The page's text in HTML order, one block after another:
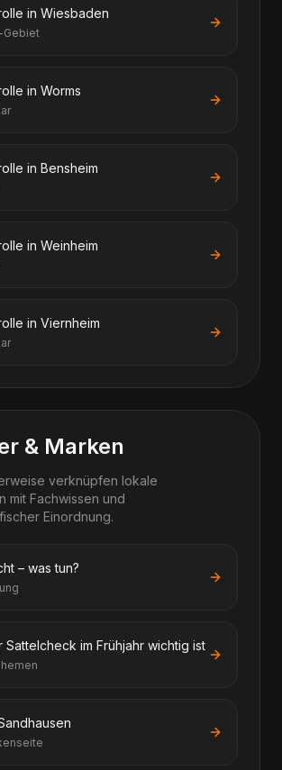
in Wiesbaden
Gebiet
in Worms
in Bensheim
in Weinheim
in Viernheim
& Marken
verknüpfen lokale
mit Fachwissen und
Einordnung.
– was tun?
Sattelcheck im Frühjahr wichtig ist